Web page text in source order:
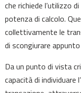
che richiede l’utilizzo
potenza di calcolo.
collettivamente le
di scongiurare
Da un punto di vista
capacità di individuare